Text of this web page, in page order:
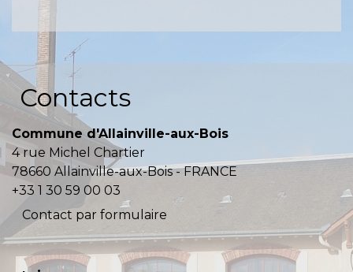
Contacts
Commune d'Allainville-aux-Bois
4 rue Michel Chartier
78660 Allainville-aux-Bois - FRANCE
+33 1 30 59 00 03
Contact par formulaire